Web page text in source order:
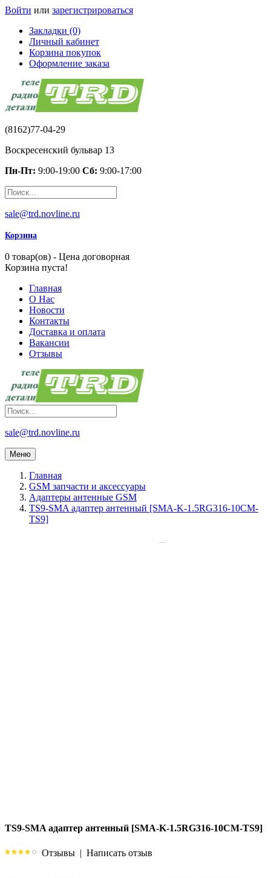
Войти или зарегистрироваться
Закладки (0)
Личный кабинет
Корзина покупок
Оформление заказа
(8162)77-04-29
Воскресенский бульвар 13
Пн-Пт: 9:00-19:00 Сб: 9:00-17:00
sale@trd.novline.ru
Корзина
0 товар(ов) - Цена договорная
Корзина пуста!
Главная
О Нас
Новости
Контакты
Доставка и оплата
Вакансии
Отзывы
sale@trd.novline.ru
Меню
Главная
GSM запчасти и аксессуары
Адаптеры антенные GSM
TS9-SMA адаптер антенный [SMA-K-1.5RG316-10CM-
TS9]
TS9-SMA адаптер антенный [SMA-K-1.5RG316-10CM-TS9]
Отзывы | Написать отзыв